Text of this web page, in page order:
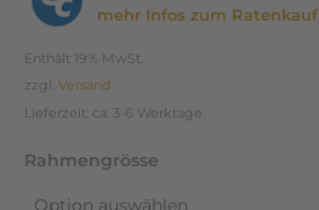
mehr Infos zum Ratenkauf
Enthält 19% MwSt.
zzgl. Versand
Lieferzeit: ca. 3-6 Werktage
Rahmengrösse